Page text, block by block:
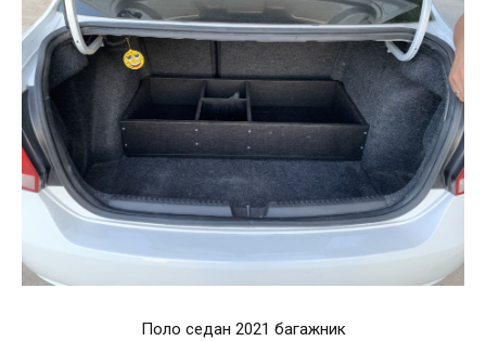
Поло седан 2021 багажник